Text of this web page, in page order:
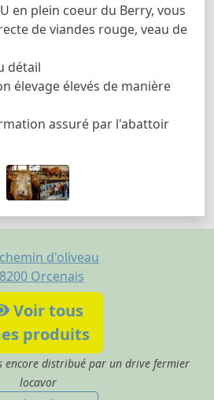
en plein coeur du Berry, vous
de viandes rouge, veau de
détail
élevage élevés de manière
assuré par l'abattoir
d'oliveau
Orcenais
Voir tous
produits
encore distribué par un drive fermier
locavor